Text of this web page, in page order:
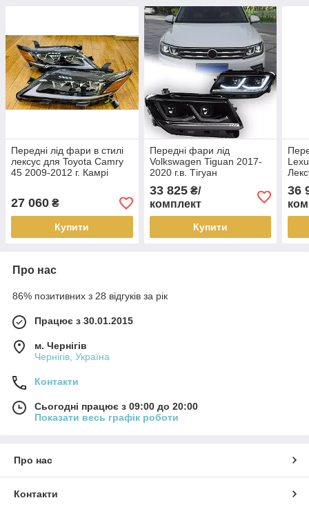
Передні лід фари в стилі
лексус для Toyota Camry
45 2009-2012 г. Камрі
27 060 ₴
Купити
Передні фари лід
Volkswagen Tiguan 2017-
2020 г.в. Тігуан
33 825₴/
комплект
Купити
36
Про нас
86% позитивних з 28 відгуків за рік
Працює з 30.01.2015
м. Чернігів
Чернігів, Україна
Контакти
Сьогодні працює з 09:00 до 20:00
Показати весь графік роботи
Про нас
Контакти